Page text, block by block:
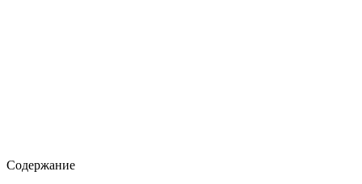
Содержание